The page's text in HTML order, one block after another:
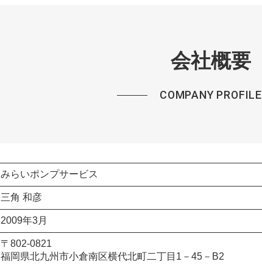
会社概要
COMPANY PROFILE
みらいポンプサービス
三角 和彦
2009年3月
〒802-0821
福岡県北九州市小倉南区横代北町二丁目1－45－B2